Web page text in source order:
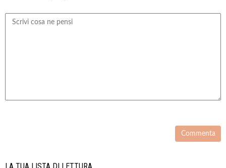
LA TUA LISTA DI LETTURA